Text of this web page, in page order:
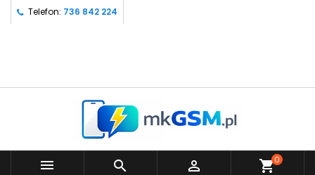
Telefon: 736 842 224
   shopping_cart0